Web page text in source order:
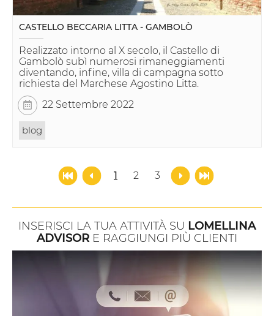
CASTELLO BECCARIA LITTA - GAMBOLÒ
Realizzato intorno al X secolo, il Castello di
Gambolò subì numerosi rimaneggiamenti
diventando, infine, villa di campagna sotto
richiesta del Marchese Agostino Litta.
22 Settembre 2022
blog
1 2 3
INSERISCI LA TUA ATTIVITÀ SU LOMELLINA
ADVISOR E RAGGIUNGI PIÙ CLIENTI